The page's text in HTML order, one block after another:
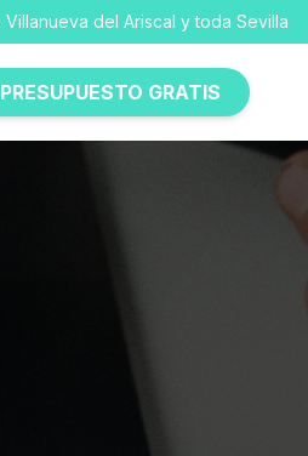
Villanueva del Ariscal y toda Sevilla
PRESUPUESTO GRATIS